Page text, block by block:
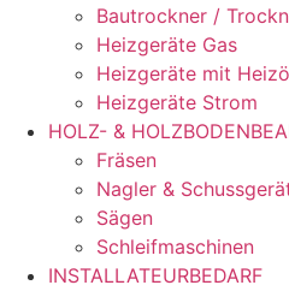
Bautrockner /
Heizgeräte Gas
Heizgeräte mit
Heizgeräte Strom
HOLZ- &
Fräsen
Nagler &
Sägen
Schleifmaschinen
INSTALLATEURBEDARF